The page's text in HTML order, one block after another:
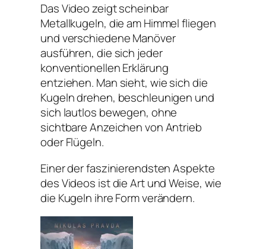
Das Video zeigt scheinbar
Metallkugeln, die am Himmel fliegen
und verschiedene Manöver
ausführen, die sich jeder
konventionellen Erklärung
entziehen. Man sieht, wie sich die
Kugeln drehen, beschleunigen und
sich lautlos bewegen, ohne
sichtbare Anzeichen von Antrieb
oder Flügeln.
Einer der faszinierendsten Aspekte
des Videos ist die Art und Weise, wie
die Kugeln ihre Form verändern.